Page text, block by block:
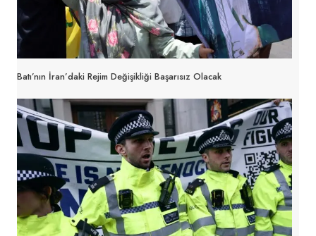
Batı’nın İran’daki Rejim Değişikliği Başarısız Olacak